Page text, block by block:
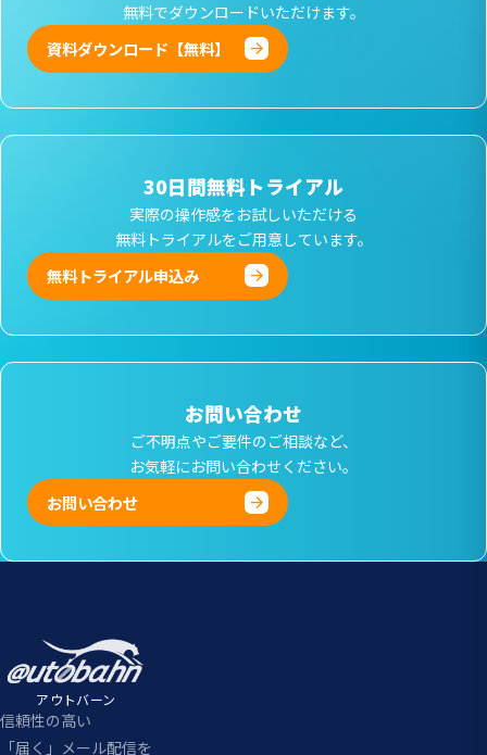
無料でダウンロードいただけます。
資料ダウンロード【無料】
30日間無料トライアル
実際の操作感をお試しいただける
無料トライアルをご用意しています。
無料トライアル申込み
お問い合わせ
ご不明点やご要件のご相談など、
お気軽にお問い合わせください。
お問い合わせ
アウトバーン
信頼性の高い
「届く」メール配信を